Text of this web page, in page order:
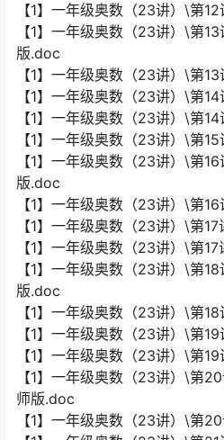
【1】一年级奥数（23讲）\第
【1】一年级奥数（23讲）\第
版.doc
【1】一年级奥数（23讲）\第
【1】一年级奥数（23讲）\第
【1】一年级奥数（23讲）\第
【1】一年级奥数（23讲）\第
【1】一年级奥数（23讲）\第
版.doc
【1】一年级奥数（23讲）\第
【1】一年级奥数（23讲）\第
【1】一年级奥数（23讲）\第
【1】一年级奥数（23讲）\第
版.doc
【1】一年级奥数（23讲）\第
【1】一年级奥数（23讲）\第
【1】一年级奥数（23讲）\第
【1】一年级奥数（23讲）\第
师版.doc
【1】一年级奥数（23讲）\第